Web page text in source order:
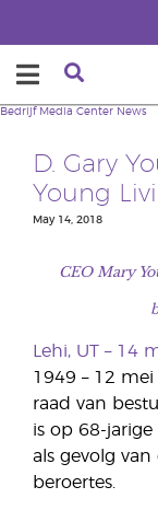
Bedrijf Media Center News
D. Gary
Young
May 14, 2018
CEO Mary
Lehi, UT – 14
1949 – 12
raad van
is op 68-jarige
als gevolg
beroertes.